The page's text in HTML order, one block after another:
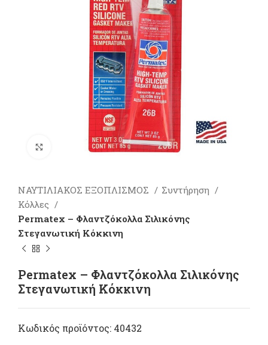
Πατήστε για μεγέθυνση
ΝΑΥΤΙΛΙΑΚΟΣ ΕΞΟΠΛΙΣΜΟΣ
Συντήρηση
Κόλλες
Permatex – Φλαντζόκολλα Σιλικόνης
Στεγανωτική Kόκκινη
Permatex – Φλαντζόκολλα Σιλικόνης
Στεγανωτική Kόκκινη
Κωδικός προϊόντος: 40432